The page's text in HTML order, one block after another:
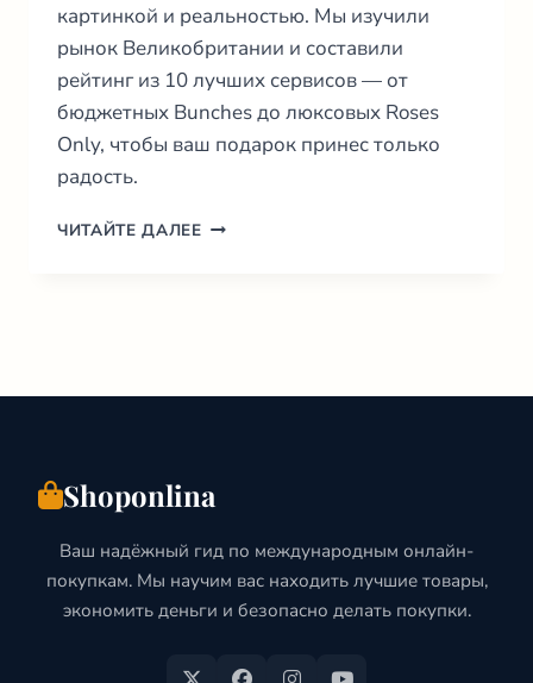
картинкой и реальностью. Мы изучили
рынок Великобритании и составили
рейтинг из 10 лучших сервисов — от
бюджетных Bunches до люксовых Roses
Only, чтобы ваш подарок принес только
радость.
ЧИТАЙТЕ ДАЛЕЕДОСТАВКА
Shoponlina
Ваш надёжный гид по международным онлайн-
покупкам. Мы научим вас находить лучшие товары,
экономить деньги и безопасно делать покупки.